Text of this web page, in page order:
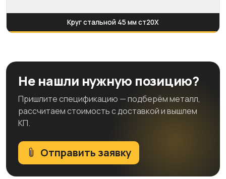
Круг стальной 45 мм ст20Х
Не нашли нужную позицию?
Пришлите спецификацию — подберём металл,
рассчитаем стоимость с доставкой и вышлем
КП.
Отправить заявку